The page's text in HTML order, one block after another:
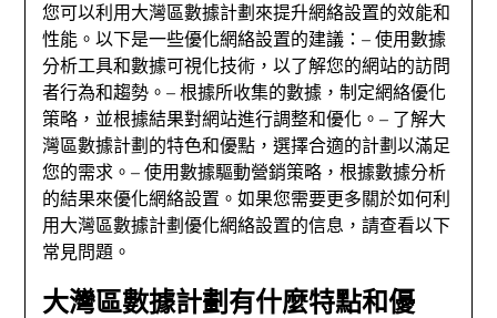
您可以利用大灣區數據計劃來提升網絡設置的效能和
性能。以下是一些優化網絡設置的建議：– 使用數據
分析工具和數據可視化技術，以了解您的網站的訪問
者行為和趨勢。– 根據所收集的數據，制定網絡優化
策略，並根據結果對網站進行調整和優化。– 了解大
灣區數據計劃的特色和優點，選擇合適的計劃以滿足
您的需求。– 使用數據驅動營銷策略，根據數據分析
的結果來優化網絡設置。如果您需要更多關於如何利
用大灣區數據計劃優化網絡設置的信息，請查看以下
常見問題。
大灣區數據計劃有什麼特點和優